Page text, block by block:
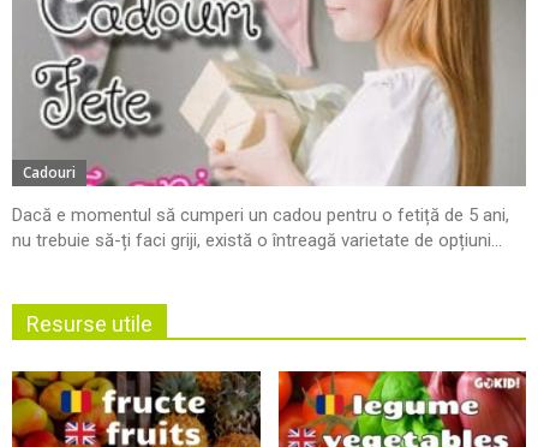
Cadouri
Dacă e momentul să cumperi un cadou pentru o fetiță de 5 ani,
nu trebuie să-ți faci griji, există o întreagă varietate de opțiuni...
Resurse utile